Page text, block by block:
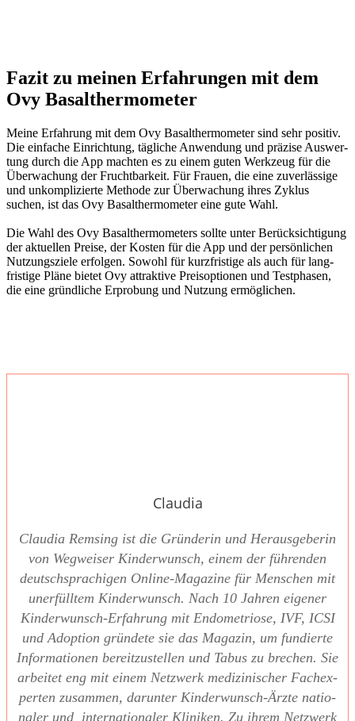
Fazit zu mei­nen Erfah­run­gen mit dem
Ovy Basal­ther­mo­me­ter
Mei­ne Erfah­rung mit dem Ovy Basal­ther­mo­me­ter sind sehr posi­tiv.
Die ein­fa­che Ein­rich­tung, täg­li­che Anwen­dung und prä­zi­se Aus­wer­
tung durch die App mach­ten es zu einem guten Werk­zeug für die
Über­wa­chung der Frucht­bar­keit. Für Frau­en, die eine zuver­läs­si­ge
und unkom­pli­zier­te Metho­de zur Über­wa­chung ihres Zyklus
suchen, ist das Ovy Basal­ther­mo­me­ter eine gute Wahl.
Die Wahl des Ovy Basal­ther­mo­me­ters soll­te unter Berück­sich­ti­gung
der aktu­el­len Prei­se, der Kos­ten für die App und der per­sön­li­chen
Nut­zungs­zie­le erfol­gen. Sowohl für kurz­fris­ti­ge als auch für lang­
fris­ti­ge Plä­ne bie­tet Ovy attrak­ti­ve Preis­op­tio­nen und Test­pha­sen,
die eine gründ­li­che Erpro­bung und Nut­zung ermög­li­chen.
Claudia
Clau­dia Rem­sing ist die Grün­de­rin und Her­aus­ge­be­rin
von Weg­wei­ser Kin­der­wunsch, einem der füh­ren­den
deutsch­spra­chi­gen Online-Maga­zi­ne für Men­schen mit
uner­füll­tem Kin­der­wunsch. Nach 10 Jah­ren eige­ner
Kin­der­wunsch-Erfah­rung mit Endo­me­trio­se, IVF, ICSI
und Adop­ti­on grün­de­te sie das Maga­zin, um fun­dier­te
Infor­ma­tio­nen bereit­zu­stel­len und Tabus zu bre­chen. Sie
arbei­tet eng mit einem Netz­werk medi­zi­ni­scher Fach­ex­
per­ten zusam­men, dar­un­ter Kin­der­wunsch-Ärz­te natio­
na­ler und inter­na­tio­na­ler Kli­ni­ken. Zu ihrem Netz­werk